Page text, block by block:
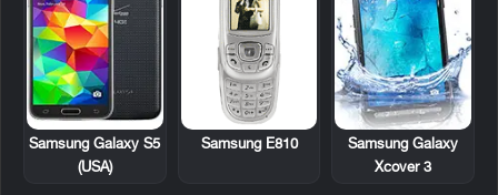
Samsung Galaxy
Xcover 3
Samsung E810
Samsung Galaxy S5
(USA)